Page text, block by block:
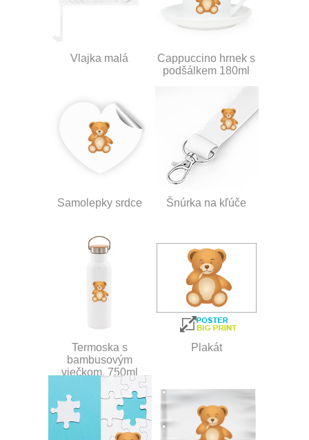
Vlajka malá
Cappuccino hrnek s
podšálkem 180ml
Samolepky srdce Šnúrka na kľúče
Termoska s
bambusovým
viečkom, 750ml
Plakát